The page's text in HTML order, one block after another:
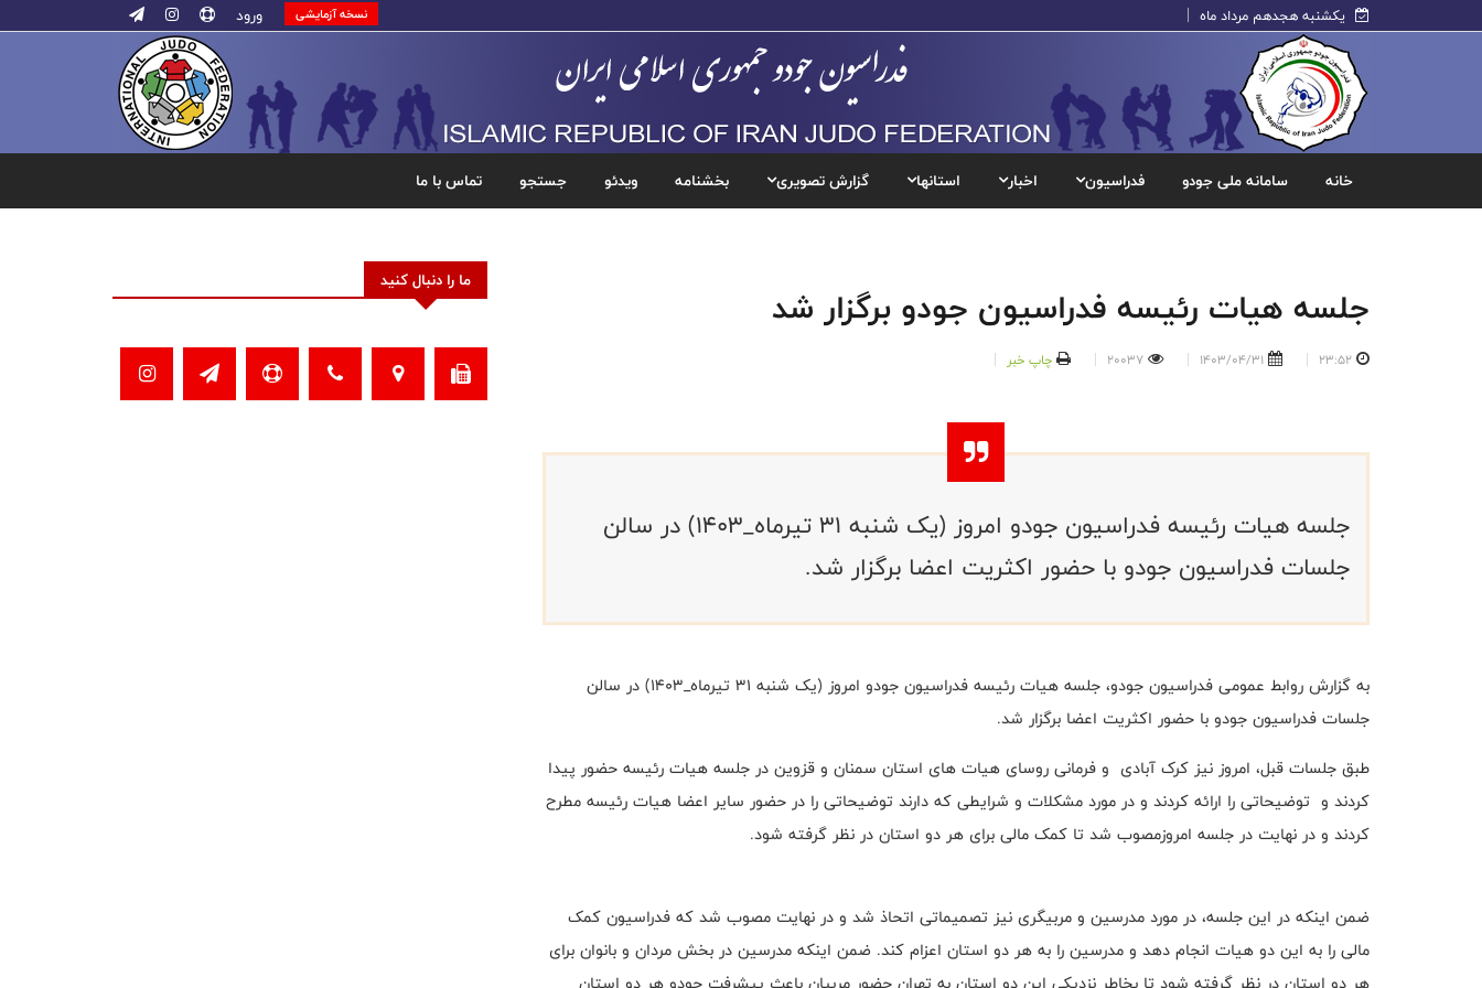
یکشنبه هجدهم مرداد ماه نسخه آزمایشی ورود
خانه سامانه ملی جودو فدراسیون اخبار استانها گزارش تصویری بخشنامه ویدئو جستجو تماس با ما
جلسه هیات رئیسه فدراسیون جودو برگزار شد
23:52
1403/04/31
20037 چاپ خبر
جلسه هیات رئیسه فدراسیون جودو امروز (یک شنبه ۳۱ تیرماه_۱۴۰۳) در سالن
جلسات فدراسیون جودو با حضور اکثریت اعضا برگزار شد.
به گزارش روابط عمومی فدراسیون جودو، جلسه هیات رئیسه فدراسیون جودو امروز (یک شنبه ۳۱ تیرماه_۱۴۰۳) در سالن
جلسات فدراسیون جودو با حضور اکثریت اعضا برگزار شد.
طبق جلسات قبل، امروز نیز کرک آبادی و فرمانی روسای هیات های استان سمنان و قزوین در جلسه هیات رئیسه حضور پیدا
کردند و‌ توضیحاتی را ارائه کردند و در مورد مشکلات و شرایطی که دارند توضیحاتی را در حضور سایر اعضا هیات رئیسه مطرح
کردند و در نهایت در جلسه امروز‌مصوب شد تا کمک مالی برای هر دو استان در نظر گرفته شود.
ضمن اینکه در این جلسه، در مورد مدرسین و مربیگری نیز تصمیماتی اتحاذ شد و در نهایت مصوب شد که فدراسیون کمک
مالی را به این دو هیات انجام دهد و مدرسین را به هر دو استان اعزام کند. ضمن اینکه مدرسین در بخش مردان و بانوان برای
ما را دنبال کنید